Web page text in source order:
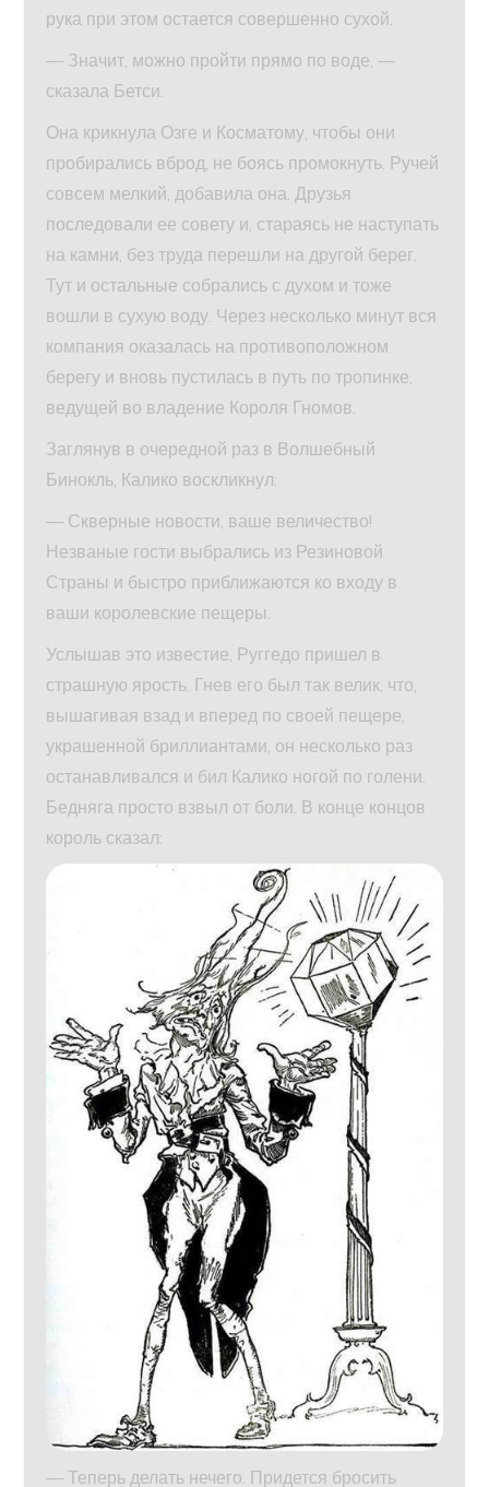
рука при этом остается совершенно сухой.
— Значит, можно пройти прямо по воде, —
сказала Бетси.
Она крикнула Озге и Косматому, чтобы они
пробирались вброд, не боясь промокнуть. Ручей
совсем мелкий, добавила она. Друзья
последовали ее совету и, стараясь не наступать
на камни, без труда перешли на другой берег.
Тут и остальные собрались с духом и тоже
вошли в сухую воду. Через несколько минут вся
компания оказалась на противоположном
берегу и вновь пустилась в путь по тропинке,
ведущей во владение Короля Гномов.
Заглянув в очередной раз в Волшебный
Бинокль, Калико воскликнул:
— Скверные новости, ваше величество!
Незваные гости выбрались из Резиновой
Страны и быстро приближаются ко входу в
ваши королевские пещеры.
Услышав это известие, Руггедо пришел в
страшную ярость. Гнев его был так велик, что,
вышагивая взад и вперед по своей пещере,
украшенной бриллиантами, он несколько раз
останавливался и бил Калико ногой по голени.
Бедняга просто взвыл от боли. В конце концов
король сказал:
— Теперь делать нечего. Придется бросить